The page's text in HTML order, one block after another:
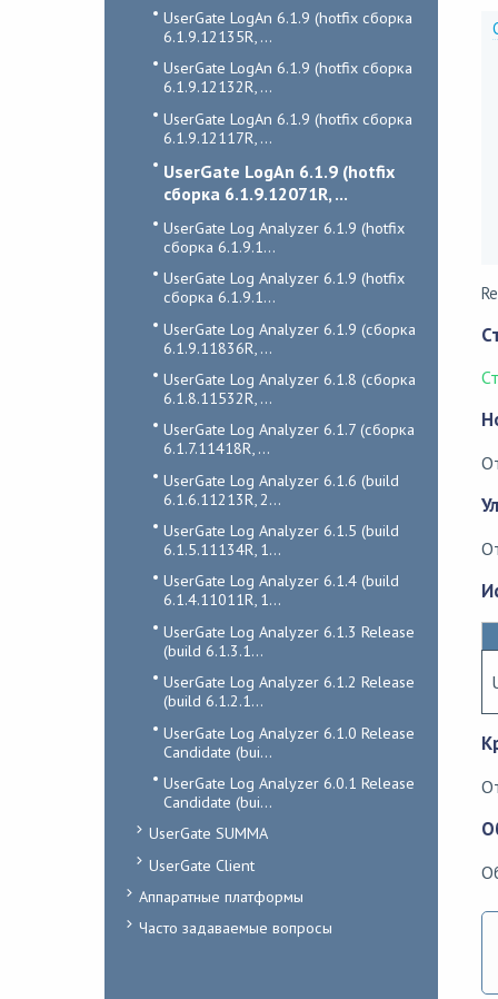
UserGate LogAn 6.1.9 (hotfix сборка
6.1.9.12135R, ...
UserGate LogAn 6.1.9 (hotfix сборка
6.1.9.12132R, ...
UserGate LogAn 6.1.9 (hotfix сборка
6.1.9.12117R, ...
UserGate LogAn 6.1.9 (hotfix
сборка 6.1.9.12071R, ...
UserGate Log Analyzer 6.1.9 (hotfix
сборка 6.1.9.1...
UserGate Log Analyzer 6.1.9 (hotfix
сборка 6.1.9.1...
UserGate Log Analyzer 6.1.9 (сборка
6.1.9.11836R, ...
UserGate Log Analyzer 6.1.8 (сборка
6.1.8.11532R, ...
UserGate Log Analyzer 6.1.7 (сборка
6.1.7.11418R, ...
UserGate Log Analyzer 6.1.6 (build
6.1.6.11213R, 2...
UserGate Log Analyzer 6.1.5 (build
6.1.5.11134R, 1...
UserGate Log Analyzer 6.1.4 (build
6.1.4.11011R, 1...
UserGate Log Analyzer 6.1.3 Release
(build 6.1.3.1...
UserGate Log Analyzer 6.1.2 Release
(build 6.1.2.1...
UserGate Log Analyzer 6.1.0 Release
Candidate (bui...
UserGate Log Analyzer 6.0.1 Release
Candidate (bui...
UserGate SUMMA
UserGate Client
Аппаратные платформы
Часто задаваемые вопросы